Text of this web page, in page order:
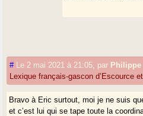
# Le 2 mai 2021 à 21:05 par
Lexique français-gascon d’Escource
Bravo à Eric surtout, moi je ne suis
et c’est lui qui se tape toute la